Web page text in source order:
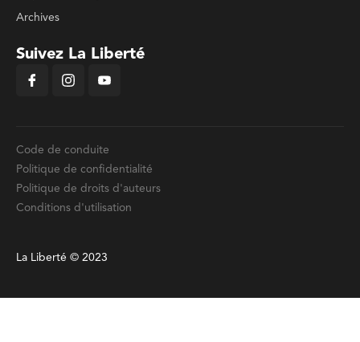
Archives
Suivez La Liberté
Code de conduite
Politique de confidentialité
Politique de droits d'auteurs
Conditions d'utilisation
La Liberté © 2023